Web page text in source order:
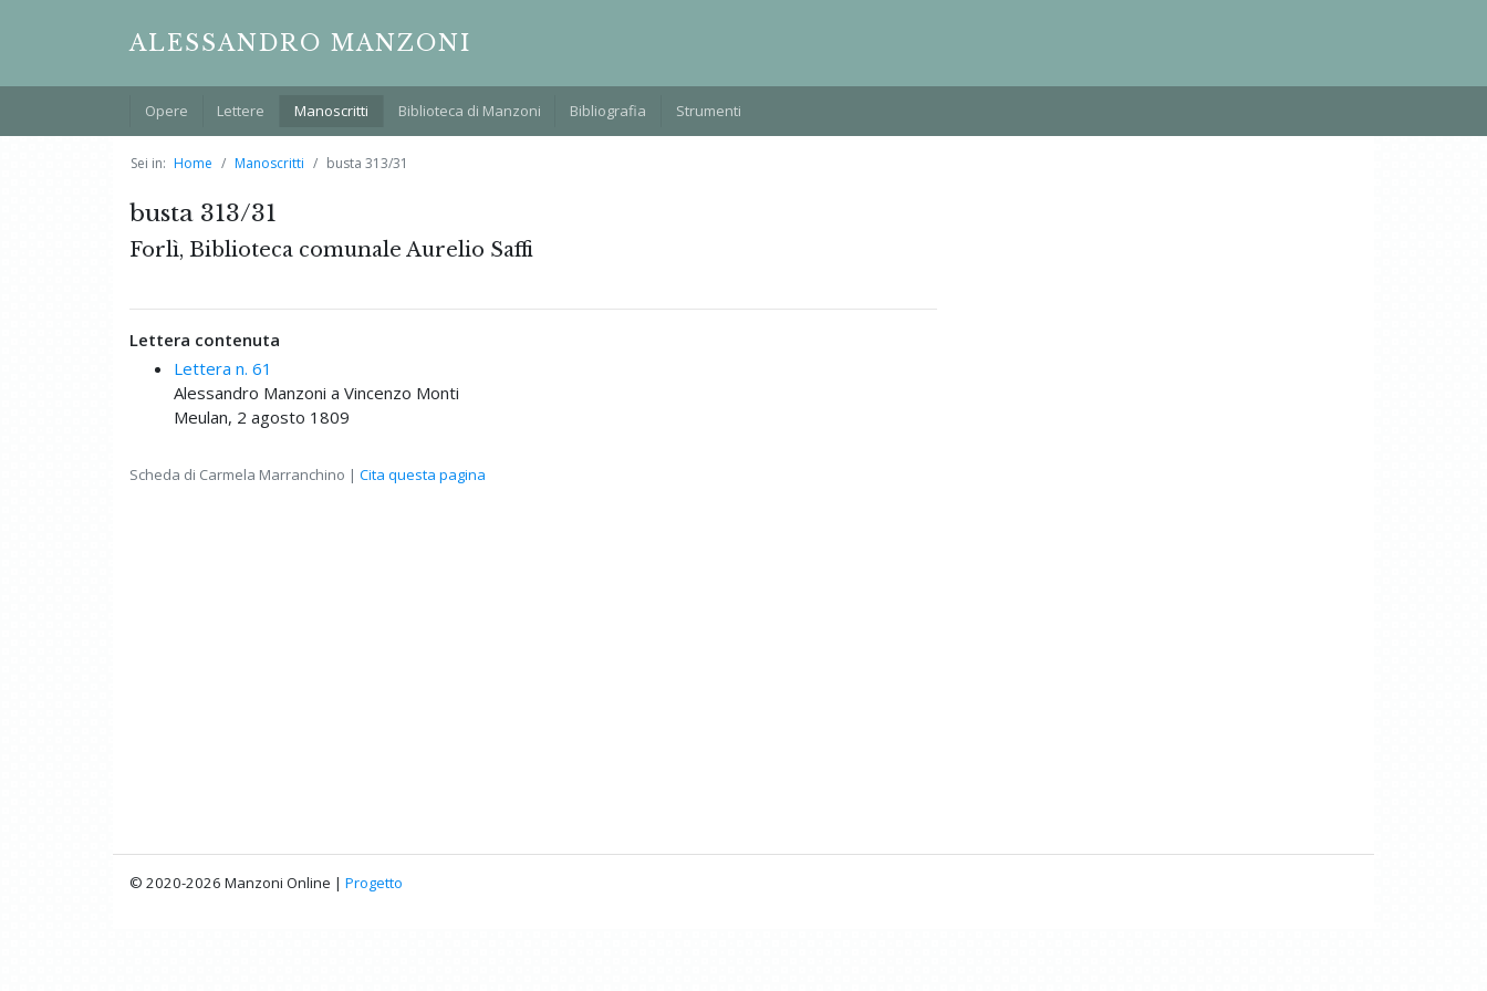
ALESSANDRO MANZONI
Opere Lettere Manoscritti Biblioteca di Manzoni Bibliografia Strumenti
Sei in: Home Manoscritti busta 313/31
busta 313/31
Forlì, Biblioteca comunale Aurelio Saffi
Lettera contenuta
Lettera n. 61
Alessandro Manzoni a Vincenzo Monti
Meulan, 2 agosto 1809
Scheda di Carmela Marranchino | Cita questa pagina
© 2020-2026 Manzoni Online | Progetto